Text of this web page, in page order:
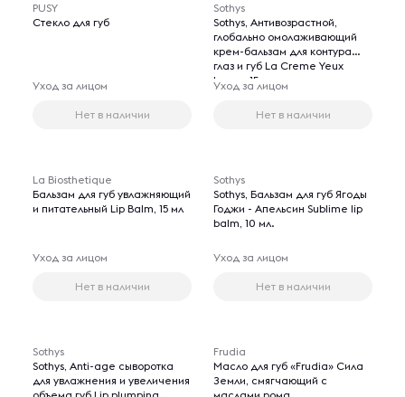
PUSY
Стекло для губ
Уход за лицом
Нет в наличии
Sothys
Sothys, Антивозрастной,
глобально омолаживающий
крем-бальзам для контура
глаз и губ La Creme Yeux
Levres 15 мл.
Уход за лицом
Нет в наличии
La Biosthetique
Бальзам для губ увлажняющий
и питательный Lip Balm, 15 мл
Уход за лицом
Нет в наличии
Sothys
Sothys, Бальзам для губ Ягоды
Годжи - Апельсин Sublime lip
balm, 10 мл.
Уход за лицом
Нет в наличии
Sothys
Sothys, Anti-age cыворотка
для увлажнения и увеличения
Frudia
Масло для губ «Frudia» Сила
Земли, смягчающий с